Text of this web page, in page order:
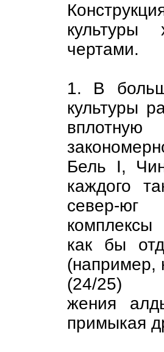
культуры
чертами.
1. В
культуры
Бель I,
каждого
север-юг
комплексы
как бы
(например,
(24/25)
жения
примыкая